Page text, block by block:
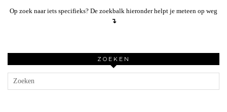
Op zoek naar iets specifieks? De zoekbalk hieronder helpt je meteen op weg
↴
ZOEKEN